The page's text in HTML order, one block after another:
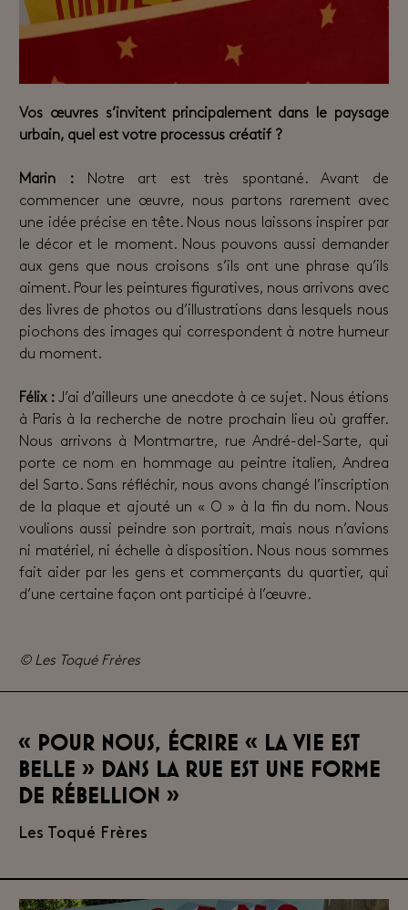
Vos œuvres s’invitent principalement dans le paysage
urbain, quel est votre processus créatif ?
Marin :Notre art est très spontané. Avant de
commencer une œuvre, nous partons rarement avec
une idée précise en tête. Nous nous laissons inspirer par
le décor et le moment. Nous pouvons aussi demander
aux gens que nous croisons s’ils ont une phrase qu’ils
aiment. Pour les peintures figuratives, nous arrivons avec
des livres de photos ou d’illustrations dans lesquels nous
piochons des images qui correspondent à notre humeur
du moment.
Félix : J’ai d’ailleurs une anecdote à ce sujet. Nous étions
à Paris à la recherche de notre prochain lieu où graffer.
Nous arrivons à Montmartre, rue André-del-Sarte, qui
porte ce nom en hommage au peintre italien, Andrea
del Sarto. Sans réfléchir, nous avons changé l’inscription
de la plaque et ajouté un « O » à la fin du nom. Nous
voulions aussi peindre son portrait, mais nous n’avions
ni matériel, ni échelle à disposition. Nous nous sommes
fait aider par les gens et commerçants du quartier, qui
d’une certaine façon ont participé à l’œuvre.
© Les Toqué Frères
« Pour nous, écrire « La vie est
belle » dans la rue est une forme
de rébellion »
Les Toqué Frères